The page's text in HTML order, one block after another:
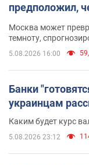
предположил,
Москва может
темноту,
5.08.2026 16:00
Банки
украинцам
Каким будет курс
5.08.2026 23:12